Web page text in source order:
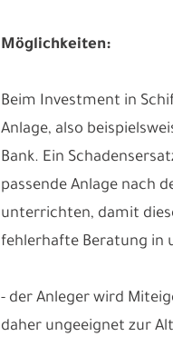
Möglichkeiten:
Beim Investment in
Anlage, also
Bank. Ein
passende Anlage nach
unterrichten, damit
fehlerhafte Beratung in
- der Anleger wird
daher ungeeignet zur